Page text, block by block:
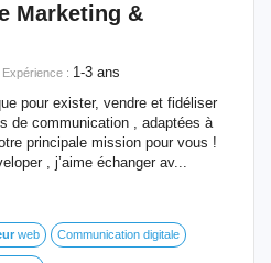
Marketing &
Expérience : 1-3 ans
pour exister, vendre et fidéliser
de communication , adaptées à
principale mission pour vous !
, j’aime échanger av...
web Communication digitale